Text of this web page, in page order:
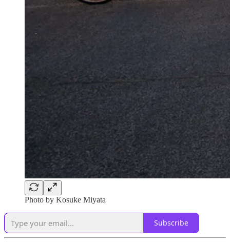
Photo by Kosuke Miyata
Subscribe